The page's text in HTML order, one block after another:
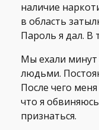
наличие
в область
Пароль я дал. В
Мы ехали минут
людьми.
После чего
что я
признаться.